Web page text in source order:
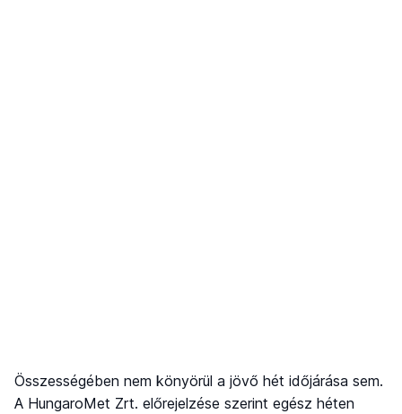
Összességében nem könyörül a jövő hét időjárása sem.
A HungaroMet Zrt. előrejelzése szerint egész héten